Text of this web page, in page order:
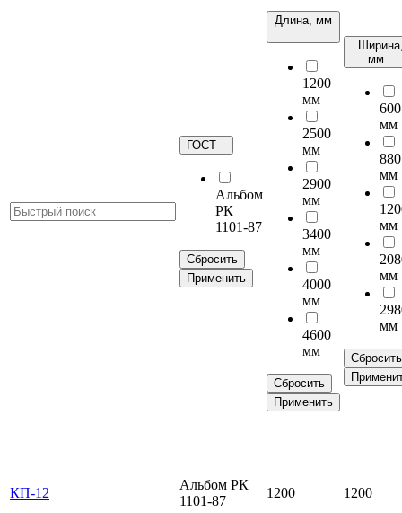
ГОСТ
Альбом
РК
1101-87
Сбросить
Применить
Длина, мм
1200
мм
2500
мм
2900
мм
3400
мм
4000
мм
4600
мм
Сбросить
Применить
мм
600
мм
880
мм
мм
мм
мм
Сбросить
КП-12
Альбом РК
1101-87
1200 1200